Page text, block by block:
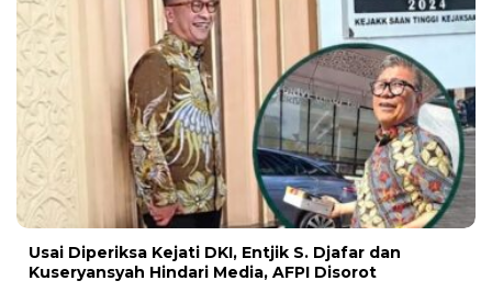
Usai Diperiksa Kejati DKI, Entjik S. Djafar dan
Kuseryansyah Hindari Media, AFPI Disorot